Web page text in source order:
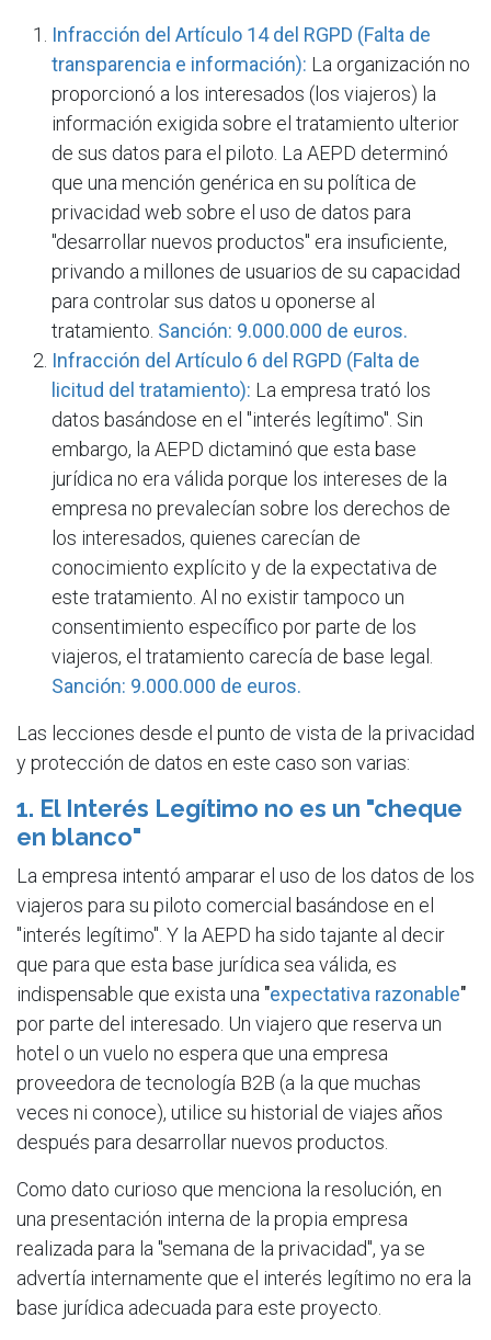
Infracción del Artículo 14 del RGPD (Falta de
transparencia e información): La organización no
proporcionó a los interesados (los viajeros) la
información exigida sobre el tratamiento ulterior
de sus datos para el piloto. La AEPD determinó
que una mención genérica en su política de
privacidad web sobre el uso de datos para
"desarrollar nuevos productos" era insuficiente,
privando a millones de usuarios de su capacidad
para controlar sus datos u oponerse al
tratamiento. Sanción: 9.000.000 de euros.
Infracción del Artículo 6 del RGPD (Falta de
licitud del tratamiento): La empresa trató los
datos basándose en el "interés legítimo". Sin
embargo, la AEPD dictaminó que esta base
jurídica no era válida porque los intereses de la
empresa no prevalecían sobre los derechos de
los interesados, quienes carecían de
conocimiento explícito y de la expectativa de
este tratamiento. Al no existir tampoco un
consentimiento específico por parte de los
viajeros, el tratamiento carecía de base legal.
Sanción: 9.000.000 de euros.
Las lecciones desde el punto de vista de la privacidad
y protección de datos en este caso son varias:
1. El Interés Legítimo no es un "cheque
en blanco"
La empresa intentó amparar el uso de los datos de los
viajeros para su piloto comercial basándose en el
"interés legítimo". Y la AEPD ha sido tajante al decir
que para que esta base jurídica sea válida, es
indispensable que exista una "expectativa razonable"
por parte del interesado. Un viajero que reserva un
hotel o un vuelo no espera que una empresa
proveedora de tecnología B2B (a la que muchas
veces ni conoce), utilice su historial de viajes años
después para desarrollar nuevos productos.
Como dato curioso que menciona la resolución, en
una presentación interna de la propia empresa
realizada para la "semana de la privacidad", ya se
advertía internamente que el interés legítimo no era la
base jurídica adecuada para este proyecto.